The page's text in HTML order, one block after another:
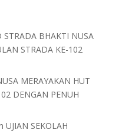
STRADA BHAKTI NUSA
STRADA KE-102
MERAYAKAN HUT
DENGAN PENUH
UJIAN SEKOLAH